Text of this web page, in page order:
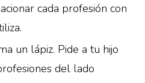
cada profesión con
un lápiz. Pide a tu hijo
del lado